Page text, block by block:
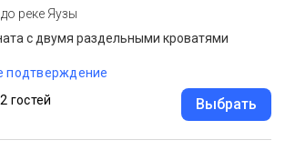
реке Яузы
с двумя раздельными кроватями
подтверждение
гостей Выбрать